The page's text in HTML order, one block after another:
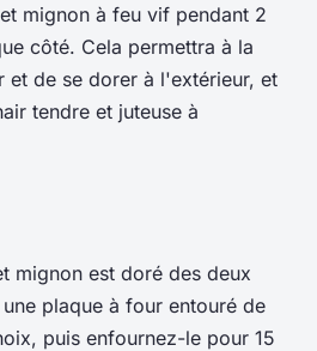
mignon à feu vif pendant 2
côté. Cela permettra à la
et de se dorer à l'extérieur, et
tendre et juteuse à
mignon est doré des deux
plaque à four entouré de
puis enfournez-le pour 15